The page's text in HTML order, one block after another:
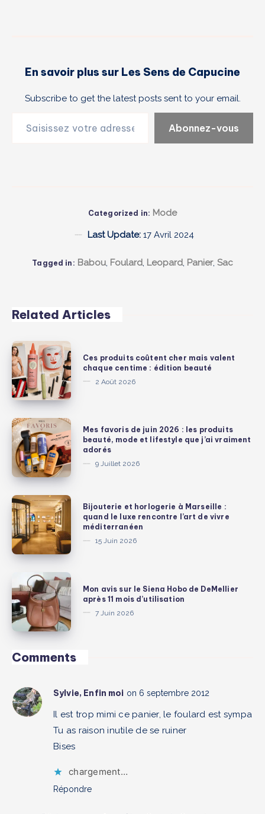
En savoir plus sur Les Sens de Capucine
Subscribe to get the latest posts sent to your email.
Abonnez-vous
Categorized in: Mode
Last Update:17 Avril 2024
Tagged in: Babou, Foulard, Leopard, Panier, Sac
Related Articles
Ces
produits
coûtent
cher
mais
valent
chaque
centime
édition
beauté
Ces produits coûtent cher mais valent
chaque centime : édition beauté
2 Août 2026
Mes
favoris
de
juin
2026
:
les
produits
beauté,
mode
lifestyle
que
j’ai
vraiment
Mes favoris de juin 2026 : les produits
beauté, mode et lifestyle que j’ai vraiment
adorés
9 Juillet 2026
Bijouterie
et
horlogerie
à
Marseille
quand
le
luxe
rencontre
de
méditerranéen
Bijouterie et horlogerie à Marseille :
quand le luxe rencontre l’art de vivre
méditerranéen
15 Juin 2026
Mon
avis
sur
le
Siena
Hobo
après
11
Mon avis sur le Siena Hobo de DeMellier
après 11 mois d’utilisation
7 Juin 2026
Comments
Sylvie, Enfin moi on 6 septembre 2012
Il est trop mimi ce panier, le foulard est sympa
Tu as raison inutile de se ruiner
Bises
chargement…
Répondre